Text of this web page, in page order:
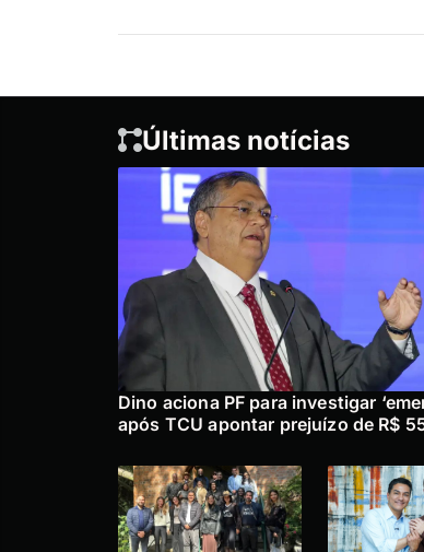
Últimas notícias
Dino aciona PF para investigar
após TCU apontar prejuízo de R$